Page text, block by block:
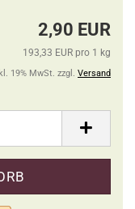
2,90 EUR
193,33 EUR pro 1 kg
19% MwSt. zzgl. Versand